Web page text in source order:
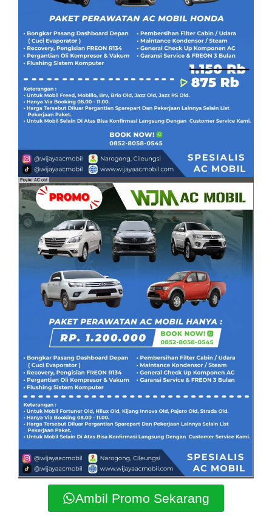
Ambil Promo Sekarang